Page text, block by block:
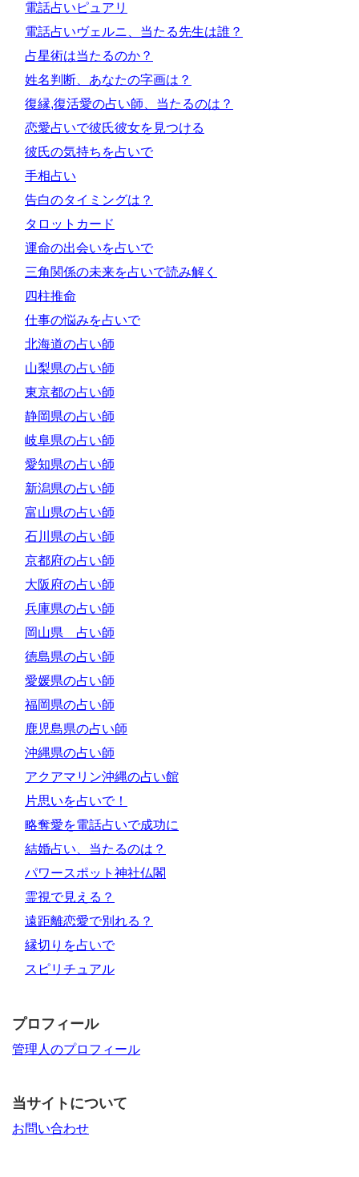
電話占いピュアリ
電話占いヴェルニ、当たる先生は誰？
占星術は当たるのか？
姓名判断、あなたの字画は？
復縁,復活愛の占い師、当たるのは？
恋愛占いで彼氏彼女を見つける
彼氏の気持ちを占いで
手相占い
告白のタイミングは？
タロットカード
運命の出会いを占いで
三角関係の未来を占いで読み解く
四柱推命
仕事の悩みを占いで
北海道の占い師
山梨県の占い師
東京都の占い師
静岡県の占い師
岐阜県の占い師
愛知県の占い師
新潟県の占い師
富山県の占い師
石川県の占い師
京都府の占い師
大阪府の占い師
兵庫県の占い師
岡山県 占い師
徳島県の占い師
愛媛県の占い師
福岡県の占い師
鹿児島県の占い師
沖縄県の占い師
アクアマリン沖縄の占い館
片思いを占いで！
略奪愛を電話占いで成功に
結婚占い、当たるのは？
パワースポット神社仏閣
霊視で見える？
遠距離恋愛で別れる？
縁切りを占いで
スピリチュアル
プロフィール
管理人のプロフィール
当サイトについて
お問い合わせ